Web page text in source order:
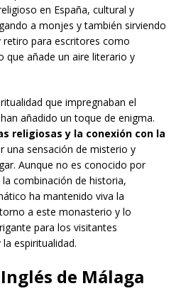
en España, cultural y
a monjes y también sirviendo
para escritores como
que añade un aire literario y
que impregnaban el
añadido un toque de enigma.
religiosas y la conexión con la
una sensación de misterio y
Aunque no es conocido por
combinación de historia,
ha mantenido viva la
a este monasterio y lo
para los visitantes
espiritualidad.
de Málaga